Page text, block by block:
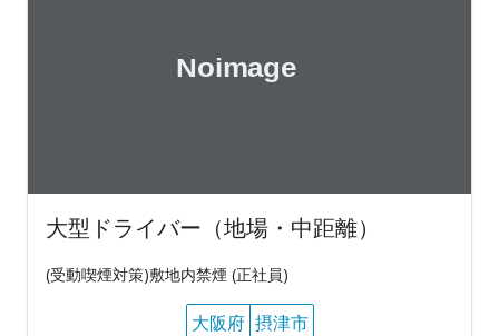
大型ドライバー（地場・中距離）
(受動喫煙対策)敷地内禁煙 (正社員)
大阪府 摂津市